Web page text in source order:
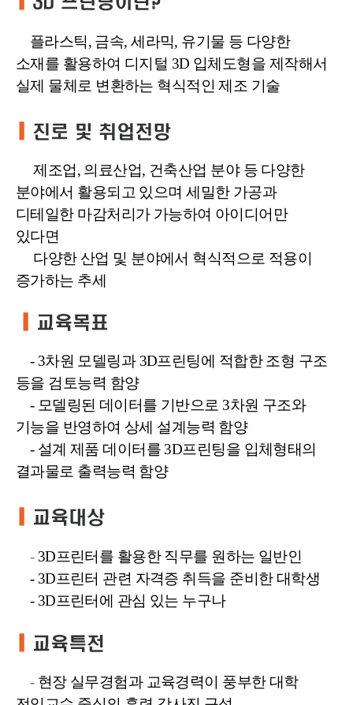
플라스틱, 금속, 세라믹, 유기물 등 다양한
소재를 활용하여 디지털 3D 입체도형을 제작해서
실제 물체로 변환하는 혁식적인 제조 기술
제조업, 의료산업, 건축산업 분야 등 다양한
분야에서 활용되고 있으며 세밀한 가공과
디테일한 마감처리가 가능하여 아이디어만
있다면
다양한 산업 및 분야에서 혁식적으로 적용이
증가하는 추세
- 3차원 모델링과 3D프린팅에 적합한 조형 구조
등을 검토능력 함양
- 모델링된 데이터를 기반으로 3차원 구조와
기능을 반영하여 상세 설계능력 함양
- 설계 제품 데이터를 3D프린팅을 입체형태의
결과물로 출력능력 함양
- 3D프린터를 활용한 직무를 원하는 일반인
- 3D프린터 관련 자격증 취득을 준비한 대학생
- 3D프린터에 관심 있는 누구나
- 현장 실무경험과 교육경력이 풍부한 대학